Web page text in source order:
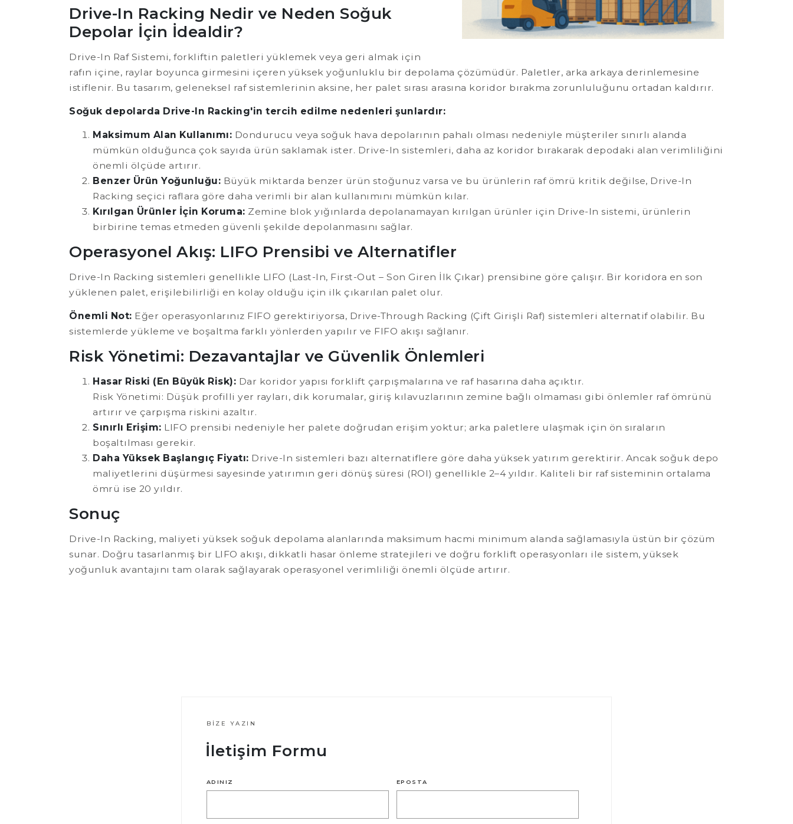
Drive-In Racking Nedir ve Neden Soğuk
Depolar İçin İdealdir?
Drive-In Raf Sistemi, forkliftin paletleri yüklemek veya geri almak için
rafın içine, raylar boyunca girmesini içeren yüksek yoğunluklu bir depolama çözümüdür. Paletler, arka arkaya derinlemesine
istiflenir. Bu tasarım, geleneksel raf sistemlerinin aksine, her palet sırası arasına koridor bırakma zorunluluğunu ortadan kaldırır.
Soğuk depolarda Drive-In Racking'in tercih edilme nedenleri şunlardır:
Maksimum Alan Kullanımı: Dondurucu veya soğuk hava depolarının pahalı olması nedeniyle müşteriler sınırlı alanda
mümkün olduğunca çok sayıda ürün saklamak ister. Drive-In sistemleri, daha az koridor bırakarak depodaki alan verimliliğini
önemli ölçüde artırır.
Benzer Ürün Yoğunluğu: Büyük miktarda benzer ürün stoğunuz varsa ve bu ürünlerin raf ömrü kritik değilse, Drive-In
Racking seçici raflara göre daha verimli bir alan kullanımını mümkün kılar.
Kırılgan Ürünler İçin Koruma: Zemine blok yığınlarda depolanamayan kırılgan ürünler için Drive-In sistemi, ürünlerin
birbirine temas etmeden güvenli şekilde depolanmasını sağlar.
Operasyonel Akış: LIFO Prensibi ve Alternatifler
Drive-In Racking sistemleri genellikle LIFO (Last-In, First-Out – Son Giren İlk Çıkar) prensibine göre çalışır. Bir koridora en son
yüklenen palet, erişilebilirliği en kolay olduğu için ilk çıkarılan palet olur.
Önemli Not: Eğer operasyonlarınız FIFO gerektiriyorsa, Drive-Through Racking (Çift Girişli Raf) sistemleri alternatif olabilir. Bu
sistemlerde yükleme ve boşaltma farklı yönlerden yapılır ve FIFO akışı sağlanır.
Risk Yönetimi: Dezavantajlar ve Güvenlik Önlemleri
Hasar Riski (En Büyük Risk): Dar koridor yapısı forklift çarpışmalarına ve raf hasarına daha açıktır.
Risk Yönetimi: Düşük profilli yer rayları, dik korumalar, giriş kılavuzlarının zemine bağlı olmaması gibi önlemler raf ömrünü
artırır ve çarpışma riskini azaltır.
Sınırlı Erişim: LIFO prensibi nedeniyle her palete doğrudan erişim yoktur; arka paletlere ulaşmak için ön sıraların
boşaltılması gerekir.
Daha Yüksek Başlangıç Fiyatı: Drive-In sistemleri bazı alternatiflere göre daha yüksek yatırım gerektirir. Ancak soğuk depo
maliyetlerini düşürmesi sayesinde yatırımın geri dönüş süresi (ROI) genellikle 2–4 yıldır. Kaliteli bir raf sisteminin ortalama
ömrü ise 20 yıldır.
Sonuç
Drive-In Racking, maliyeti yüksek soğuk depolama alanlarında maksimum hacmi minimum alanda sağlamasıyla üstün bir çözüm
sunar. Doğru tasarlanmış bir LIFO akışı, dikkatli hasar önleme stratejileri ve doğru forklift operasyonları ile sistem, yüksek
yoğunluk avantajını tam olarak sağlayarak operasyonel verimliliği önemli ölçüde artırır.
BIZE YAZIN
İletişim Formu
ADINIZ EPOSTA